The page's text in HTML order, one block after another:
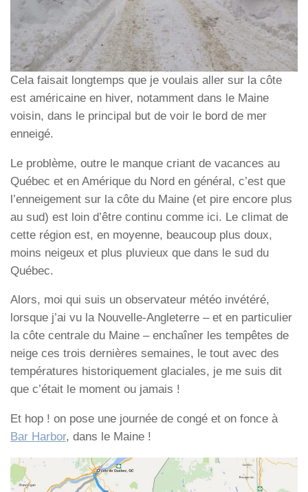
Cela faisait longtemps que je voulais aller sur la côte
est américaine en hiver, notamment dans le Maine
voisin, dans le principal but de voir le bord de mer
enneigé.
Le problème, outre le manque criant de vacances au
Québec et en Amérique du Nord en général, c’est que
l’enneigement sur la côte du Maine (et pire encore plus
au sud) est loin d’être continu comme ici. Le climat de
cette région est, en moyenne, beaucoup plus doux,
moins neigeux et plus pluvieux que dans le sud du
Québec.
Alors, moi qui suis un observateur météo invétéré,
lorsque j’ai vu la Nouvelle-Angleterre – et en particulier
la côte centrale du Maine – enchaîner les tempêtes de
neige ces trois dernières semaines, le tout avec des
températures historiquement glaciales, je me suis dit
que c’était le moment ou jamais !
Et hop ! on pose une journée de congé et on fonce à
Bar Harbor, dans le Maine !